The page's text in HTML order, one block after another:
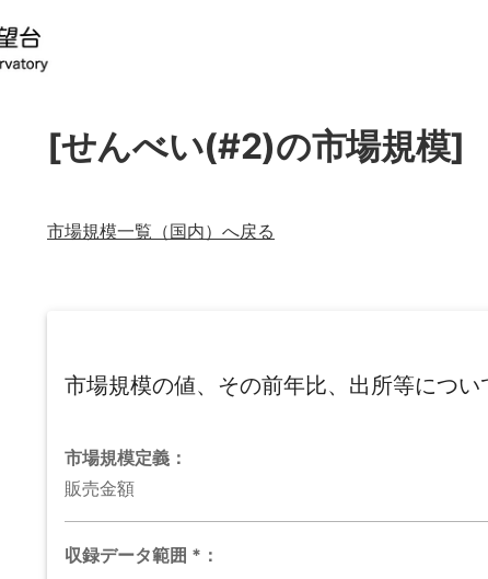
[せんべい(#2)の市場規模]
市場規模一覧（国内）へ戻る
市場規模の値、その前年比、出所等につい
市場規模定義：
販売金額
収録データ範囲 * ：